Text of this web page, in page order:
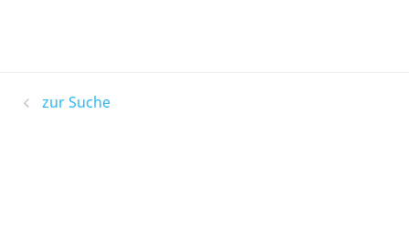
zur Suche